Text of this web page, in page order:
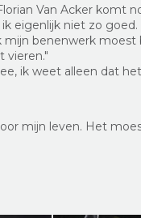
Van Acker komt
ik eigenlijk niet zo
mijn benenwerk
vieren."
ik weet alleen dat
mijn leven. Het